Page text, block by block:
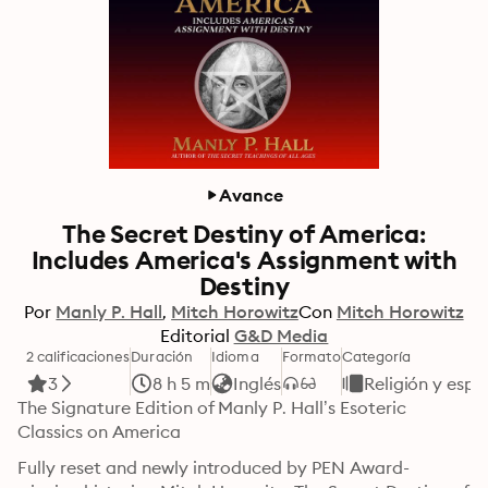
Avance
The Secret Destiny of America:
Includes America's Assignment with
Destiny
Por Manly P. Hall Mitch HorowitzCon Mitch Horowitz
Editorial G&D Media
2 calificaciones
3
Duración
8 h 5 m
Idioma
Inglés
FormatoCategoría
Religión y
The Signature Edition of Manly P. Hall’s Esoteric
Classics on America
Fully reset and newly introduced by PEN Award-